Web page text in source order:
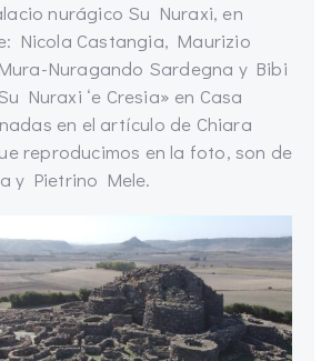
nurágico Su Nuraxi, en
Nicola Castangia, Maurizio
Nuragando Sardegna y Bibi
Nuraxi ‘e Cresia» en Casa
en el artículo de Chiara
reproducimos en la foto, son de
y Pietrino Mele.